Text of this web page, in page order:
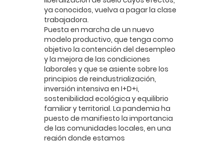
ya conocidos, vuelva a pagar la clase
trabajadora.
Puesta en marcha de un nuevo
modelo productivo, que tenga como
objetivo la contención del desempleo
y la mejora de las condiciones
laborales y que se asiente sobre los
principios de reindustrialización,
inversión intensiva en I+D+i,
sostenibilidad ecológica y equilibrio
familiar y territorial. La pandemia ha
puesto de manifiesto la importancia
de las comunidades locales, en una
región donde estamos